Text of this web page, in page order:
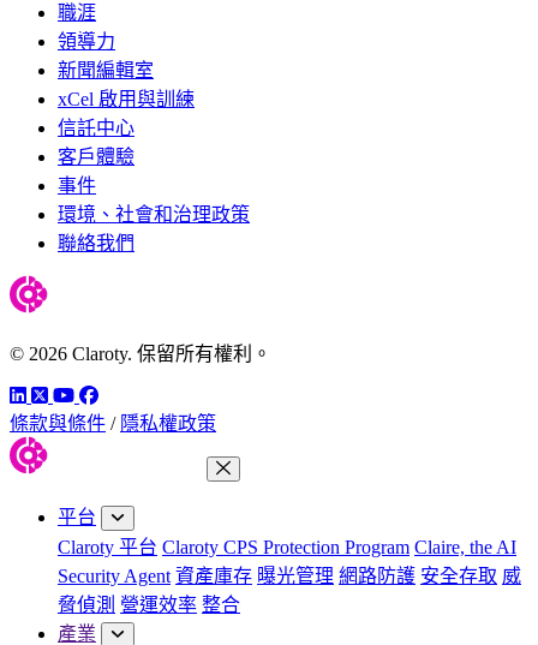
職涯
領導力
新聞編輯室
xCel 啟用與訓練
信託中心
客戶體驗
事件
環境、社會和治理政策
聯絡我們
© 2026 Claroty. 保留所有權利。
LinkedIn
TwitterYouTube
Facebook
條款與條件 / 隱私權政策
平台
Claroty 平台 Claroty CPS Protection Program Claire, the AI
Security Agent 資產庫存 曝光管理 網路防護 安全存取 威
脅偵測 營運效率 整合
產業